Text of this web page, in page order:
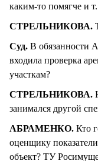
каким-то помягче и
СТРЕЛЬНИКОВА.
Суд. В
входила проверка
участкам?
СТРЕЛЬНИКОВА.
занимался другой
АБРАМЕНКО. Кто
оценщику
объект? ТУ